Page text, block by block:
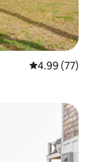
Calificación
4.99 (77)